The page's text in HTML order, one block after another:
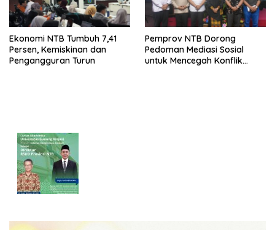
Ekonomi NTB Tumbuh 7,41
Persen, Kemiskinan dan
Pengangguran Turun
Pemprov NTB Dorong
Pedoman Mediasi Sosial
untuk Mencegah Konflik